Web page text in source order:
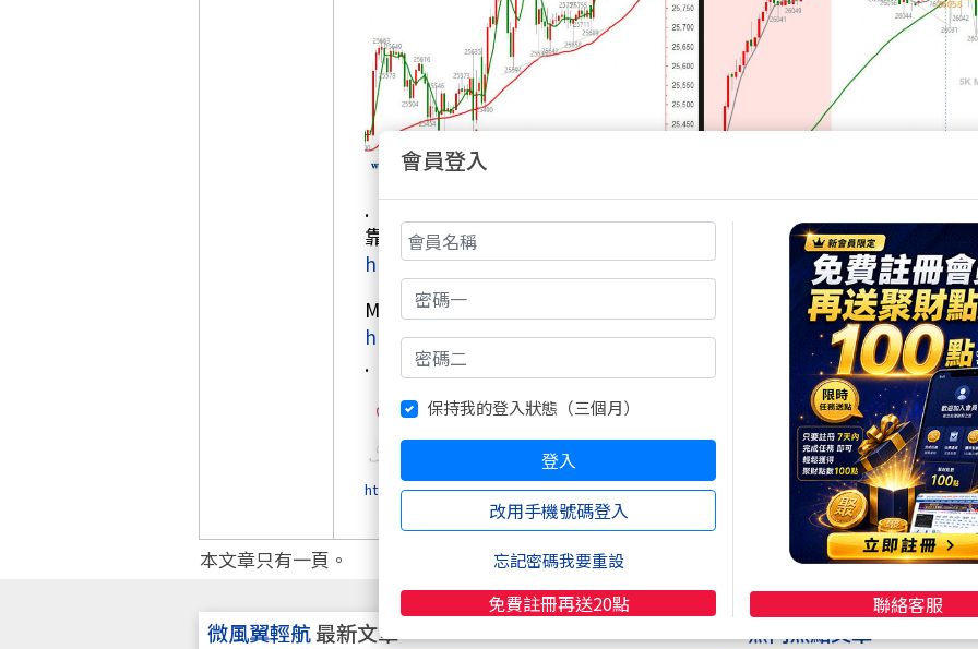
.
靠趨勢賺錢 & 靠技能獲利
https://www.wearn.com/bbs/t1207627.html
MA(60,5) --- 分別應用於60分K與5分K
https://www.wearn.com/bbs/t1182157.html
.
4
https://www.wearn.com/bbs/t1169455.html
本文章只有一頁。
微風翼輕航最新文章 熱門焦點文章
會員登入
保持我的登入狀態（三個月）
登入
改用手機號碼登入
忘記密碼我要重設
免費註冊再送20點 聯絡客服